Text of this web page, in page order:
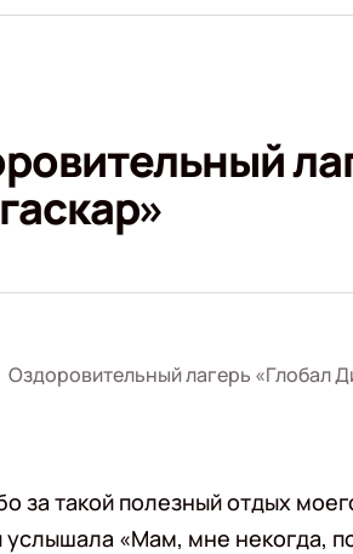
Оздоровительный лагерь «Глобал
за такой полезный отдых
услышала «Мам, мне некогда,